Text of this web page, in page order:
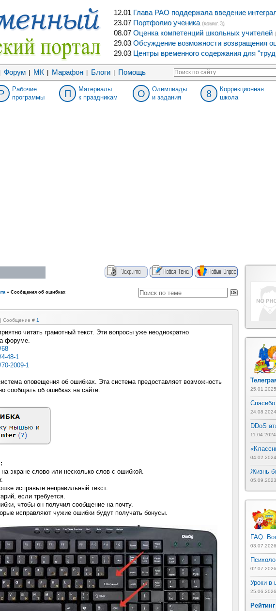
12.01 Глава РАО поддержала введение
23.07 Портфолио ученика (комм: 3)
08.07 Оценка компетенций школьных учителей
29.03 Обсуждение возможности возвращения
29.03 Центры временного содержания для
Форум МК Марафон Блоги Помощь
Рабочие
программы
П
Материалы
к праздникам
О
Олимпиады
и задания
8
Коррекционная
школа
» Сообщения об ошибках
Сообщение # 1
читать грамотный текст. Эти вопросы уже неоднократно
форуме.
68
48-1
2009-1
оповещения об ошибках. Эта система предоставляет возможность
сообщать об ошибках на сайте.
экране слово или несколько слов с ошибкой.
исправьте неправильный текст.
если требуется.
чтобы он получил сообщение на почту.
исправляют чужие ошибки будут получать бонусы.
DDoS
Жизнь
FAQ.
Уроки в